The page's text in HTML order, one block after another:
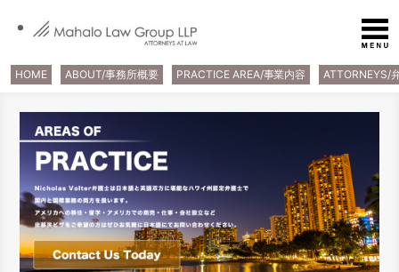
HOME ABOUT/事務所概要 PRACTICE AREA/事業内容 ATTORNEYS/